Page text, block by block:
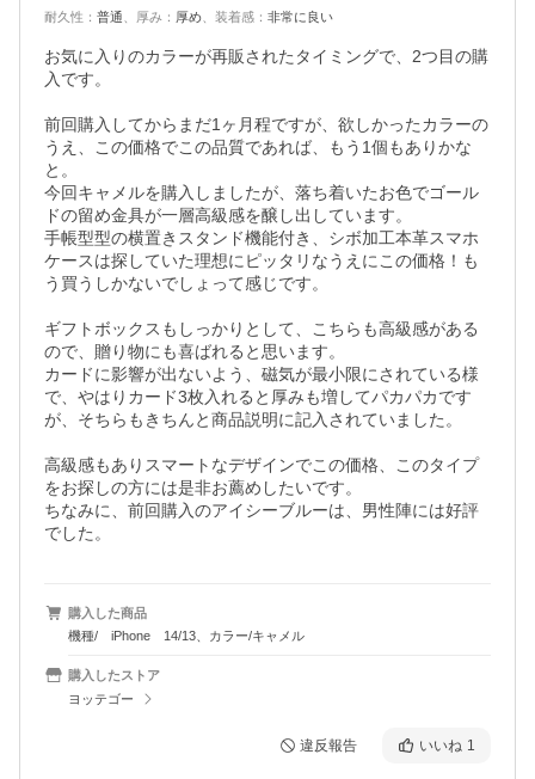
耐久性 ： 普通 厚み ： 厚め 装着感 ： 非常に良い
お気に入りのカラーが再販されたタイミングで、2つ目の購
入です。
前回購入してからまだ1ヶ月程ですが、欲しかったカラーの
うえ、この価格でこの品質であれば、もう1個もありかな
と。
今回キャメルを購入しましたが、落ち着いたお色でゴール
ドの留め金具が一層高級感を醸し出しています。
手帳型型の横置きスタンド機能付き、シボ加工本革スマホ
ケースは探していた理想にピッタリなうえにこの価格！も
う買うしかないでしょって感じです。
ギフトボックスもしっかりとして、こちらも高級感がある
ので、贈り物にも喜ばれると思います。
カードに影響が出ないよう、磁気が最小限にされている様
で、やはりカード3枚入れると厚みも増してパカパカです
が、そちらもきちんと商品説明に記入されていました。
高級感もありスマートなデザインでこの価格、このタイプ
をお探しの方には是非お薦めしたいです。
ちなみに、前回購入のアイシーブルーは、男性陣には好評
でした。
購入した商品
機種/ iPhone 14/13、カラー/キャメル
購入したストア
ヨッテゴー
違反報告 いいね 1